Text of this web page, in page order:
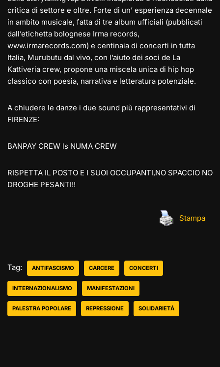
critica di settore e oltre. Forte di un’ esperienza decennale
in ambito musicale, fatta di tre album ufficiali (pubblicati
dall’etichetta bolognese Irma records,
www.irmarecords.com) e centinaia di concerti in tutta
Italia, Murubutu dal vivo, con l’aiuto dei soci de La
Kattiveria crew, propone una miscela unica di hip hop
classico con poesia, narrativa e letteratura potenziale.
A chiudere le danze i due sound più rappresentativi di
FIRENZE:
BANPAY CREW ls NUMA CREW
RISPETTA IL POSTO E I SUOI OCCUPANTI,NO SPACCIO NO
DROGHE PESANTI!!
Stampa
Tag: ANTIFASCISMO CARCERE CONCERTI
INTERNAZIONALISMO MANIFESTAZIONI
PALESTRA POPOLARE REPRESSIONE SOLIDARIETÀ